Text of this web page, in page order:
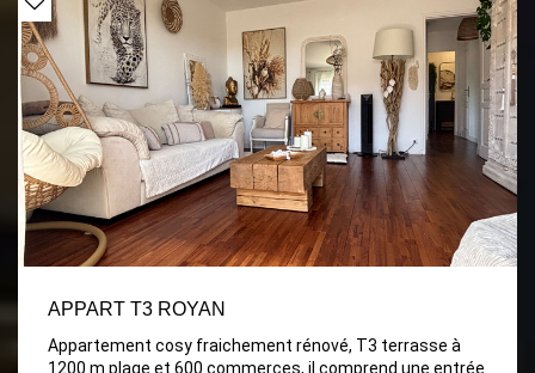
APPART T3 ROYAN
Appartement cosy fraichement rénové, T3 terrasse à
1200 m plage et 600 commerces, il comprend une entrée